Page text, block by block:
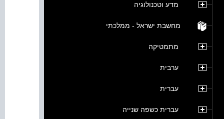
מדע וטכנולוגיה
מחשבת ישראל - ממלכתי
מתמטיקה
ערבית
עברית
עברית כשפה שנייה